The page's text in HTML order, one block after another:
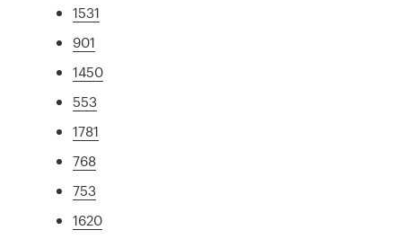
1531
901
1450
553
1781
768
753
1620